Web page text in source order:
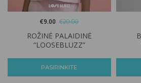
ROŽINĖ PALAIDINĖ
“LOOSEBLUZZ”
€9.00 €20.00
PASIRINKITE